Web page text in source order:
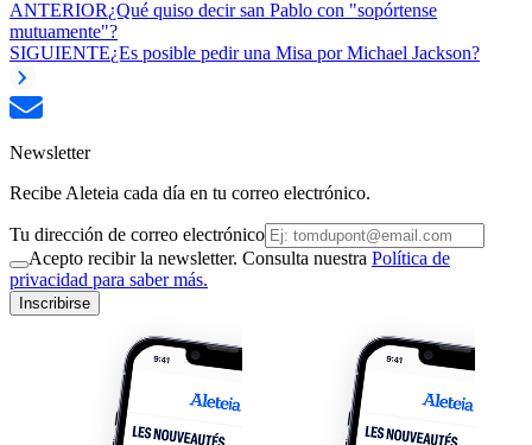
ANTERIOR¿Qué quiso decir san Pablo con "sopórtense
mutuamente"?
SIGUIENTE¿Es posible pedir una Misa por Michael Jackson?
Newsletter
Recibe Aleteia cada día en tu correo electrónico.
Tu dirección de correo electrónico
Acepto recibir la newsletter. Consulta nuestra Política de
privacidad para saber más.
Inscribirse